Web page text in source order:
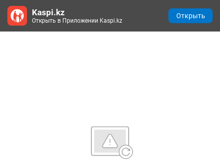
Kaspi.kz
Открыть в Приложении Kaspi.kz
Открыть